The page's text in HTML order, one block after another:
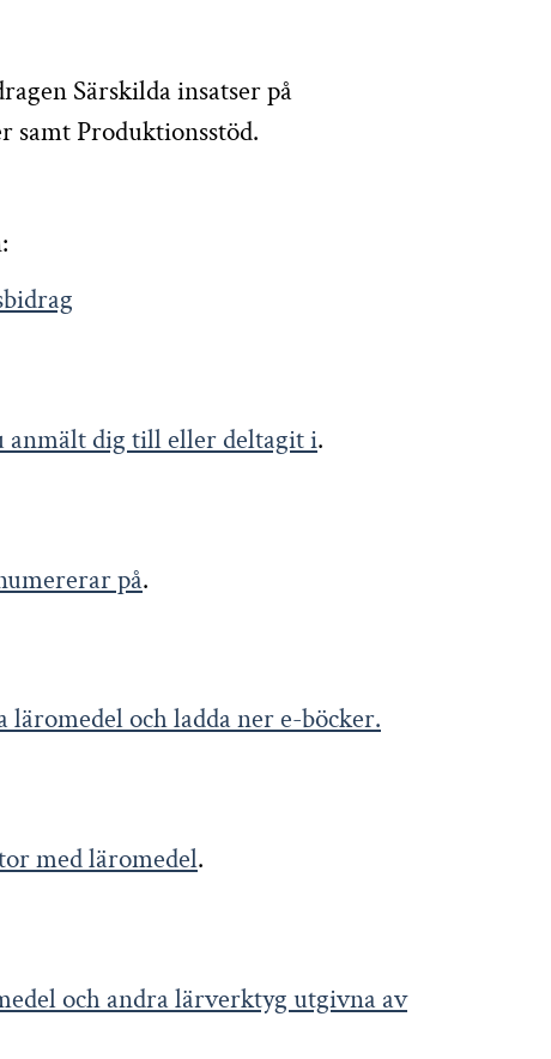
Särskilda insatser på
samt Produktionsstöd.
anmält dig till eller deltagit i.
på.
och ladda ner e-böcker.
med läromedel.
och andra lärverktyg utgivna av